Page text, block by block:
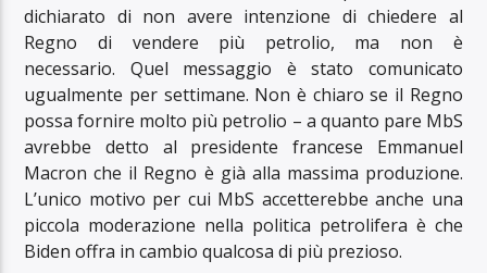
dichiarato di non avere intenzione di chiedere al
Regno di vendere più petrolio, ma non è
necessario. Quel messaggio è stato comunicato
ugualmente per settimane. Non è chiaro se il Regno
possa fornire molto più petrolio – a quanto pare MbS
avrebbe detto al presidente francese Emmanuel
Macron che il Regno è già alla massima produzione.
L’unico motivo per cui MbS accetterebbe anche una
piccola moderazione nella politica petrolifera è che
Biden offra in cambio qualcosa di più prezioso.